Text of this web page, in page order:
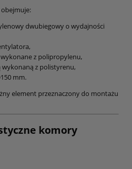
dwubiegowy o wydajności
z polipropylenu,
wykonaną z polistyrenu,
mm.
element przeznaczony do montażu
komory